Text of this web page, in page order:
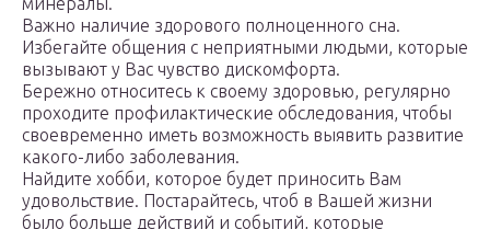
Важно наличие здорового полноценного сна.
Избегайте общения с неприятными людьми, которые
вызывают у Вас чувство дискомфорта.
Бережно относитесь к своему здоровью, регулярно
проходите профилактические обследования, чтобы
своевременно иметь возможность выявить развитие
какого-либо заболевания.
Найдите хобби, которое будет приносить Вам
удовольствие. Постарайтесь, чтоб в Вашей жизни
было больше действий и событий, которые